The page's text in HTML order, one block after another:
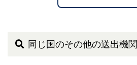
同じ国のその他の送出機関